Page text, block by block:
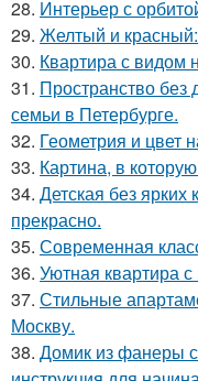
28. Интерьер с
29. Желтый и
30. Квартира с видом
31. Пространство без
семьи в Петербурге.
32. Геометрия и цвет
33. Картина, в
34. Детская без ярких
прекрасно.
35. Современная
36. Уютная квартира
37. Стильные
Москву.
38. Домик из фанеры